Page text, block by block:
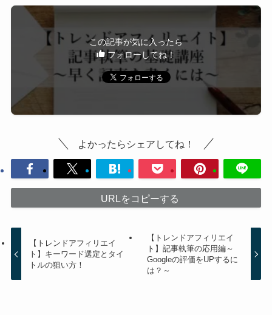
この記事が気に入ったら
フォローしてね！
よかったらシェアしてね！
URLをコピーする
【トレンドアフィリエイ
ト】キーワード選定とタイ
トルの狙い方！
【トレンドアフィリエイ
ト】記事執筆の応用編～
Googleの評価をUPするに
は？～